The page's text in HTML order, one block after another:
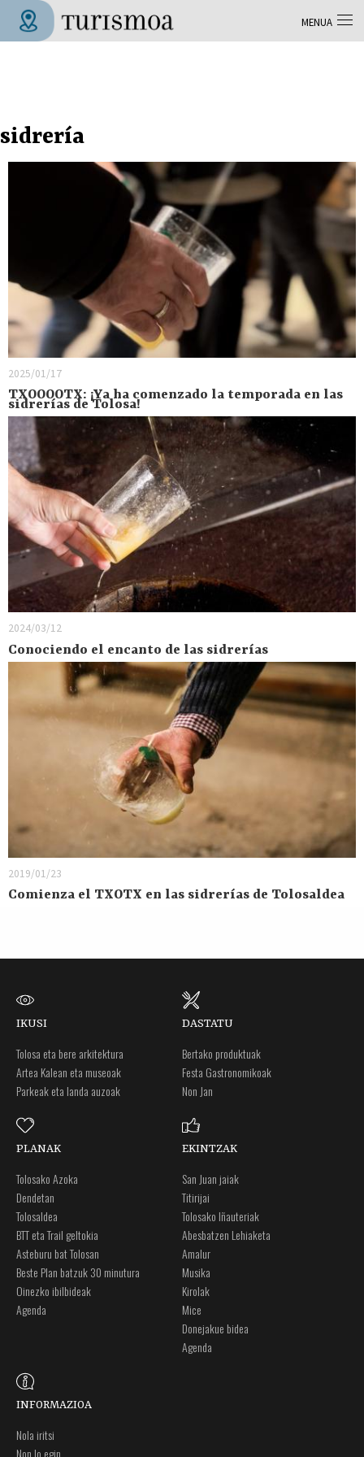
Skip to main content
sidrería
2025/01/17
TXOOOOTX: ¡Ya ha comenzado la temporada en las
sidrerías de Tolosa!
2024/03/12
Conociendo el encanto de las sidrerías
2019/01/23
Comienza el TXOTX en las sidrerías de Tolosaldea
IKUSI
Tolosa eta bere arkitektura
Artea Kalean eta museoak
Parkeak eta landa auzoak
DASTATU
Bertako produktuak
Festa Gastronomikoak
Non Jan
PLANAK
Tolosako Azoka
Dendetan
Tolosaldea
BTT eta Trail geltokia
Asteburu bat Tolosan
Beste Plan batzuk 30 minutura
Oinezko ibilbideak
Agenda
EKINTZAK
San Juan jaiak
Titirijai
Tolosako Iñauteriak
Abesbatzen Lehiaketa
Amalur
Musika
Kirolak
Mice
Donejakue bidea
Agenda
INFORMAZIOA
Nola iritsi
Non lo egin
MENUA